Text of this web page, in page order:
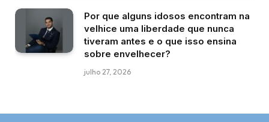
Por que alguns idosos encontram na
velhice uma liberdade que nunca
tiveram antes e o que isso ensina
sobre envelhecer?
julho 27, 2026